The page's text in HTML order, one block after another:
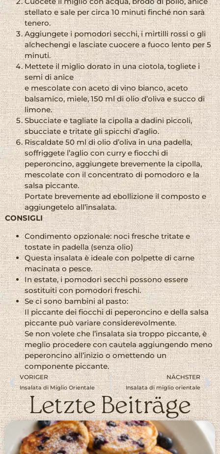
stellato e sale per circa 10 minuti finché non sarà
tenero.
Aggiungete i pomodori secchi, i mirtilli rossi o gli
alchechengi e lasciate cuocere a fuoco lento per 5
minuti.
Mettete il miglio dorato in una ciotola, togliete i
semi di anice
e mescolate con aceto di vino bianco, aceto
balsamico, miele, 150 ml di olio d’oliva e succo di
limone.
Sbucciate e tagliate la cipolla a dadini piccoli,
sbucciate e tritate gli spicchi d’aglio.
Riscaldate 50 ml di olio d’oliva in una padella,
soffriggete l’aglio con curry e fiocchi di
peperoncino, aggiungete brevemente la cipolla,
mescolate con il concentrato di pomodoro e la
salsa piccante.
Portate brevemente ad ebollizione il composto e
aggiungetelo all’insalata.
CONSIGLI
Condimento opzionale: noci fresche tritate e
tostate in padella (senza olio)
Questa insalata è ideale con polpette di carne
macinata o pesce.
In estate, i pomodori secchi possono essere
sostituiti con pomodori freschi.
Se ci sono bambini al pasto:
Il piccante dei fiocchi di peperoncino e della salsa
piccante può variare considerevolmente.
Se non volete che l’insalata sia troppo piccante, è
meglio procedere con cautela aggiungendo meno
peperoncino all’inizio o omettendo un
componente piccante.
VORIGER
Insalata di Miglio Orientale
NÄCHSTER
Insalata di miglio orientale
Letzte Beiträge